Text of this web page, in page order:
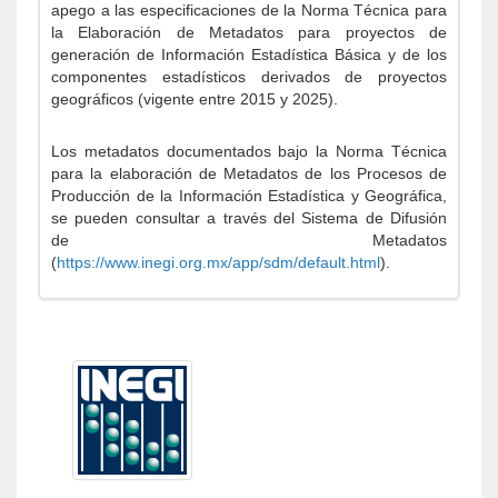
apego a las especificaciones de la Norma Técnica para
la Elaboración de Metadatos para proyectos de
generación de Información Estadística Básica y de los
componentes estadísticos derivados de proyectos
geográficos (vigente entre 2015 y 2025).
Los metadatos documentados bajo la Norma Técnica
para la elaboración de Metadatos de los Procesos de
Producción de la Información Estadística y Geográfica,
se pueden consultar a través del Sistema de Difusión
de Metadatos
(https://www.inegi.org.mx/app/sdm/default.html).